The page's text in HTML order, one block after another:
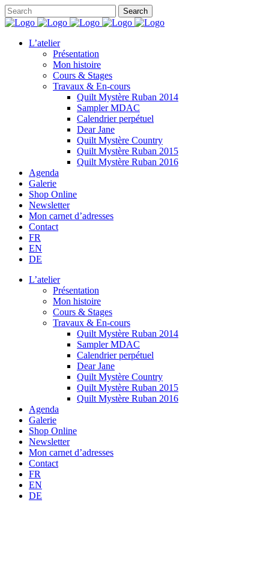
L’atelier
Présentation
Mon histoire
Cours & Stages
Travaux & En-cours
Quilt Mystère Ruban 2014
Sampler MDAC
Calendrier perpétuel
Dear Jane
Quilt Mystère Country
Quilt Mystère Ruban 2015
Quilt Mystère Ruban 2016
Agenda
Galerie
Shop Online
Newsletter
Mon carnet d’adresses
Contact
FR
EN
DE
L’atelier
Présentation
Mon histoire
Cours & Stages
Travaux & En-cours
Quilt Mystère Ruban 2014
Sampler MDAC
Calendrier perpétuel
Dear Jane
Quilt Mystère Country
Quilt Mystère Ruban 2015
Quilt Mystère Ruban 2016
Agenda
Galerie
Shop Online
Newsletter
Mon carnet d’adresses
Contact
FR
EN
DE